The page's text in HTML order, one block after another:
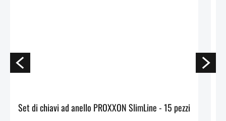
Set di chiavi ad anello PROXXON SlimLine - 15 pezzi